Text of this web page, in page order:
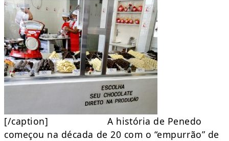
[/caption] A história de Penedo
começou na década de 20 com o “empurrão” de